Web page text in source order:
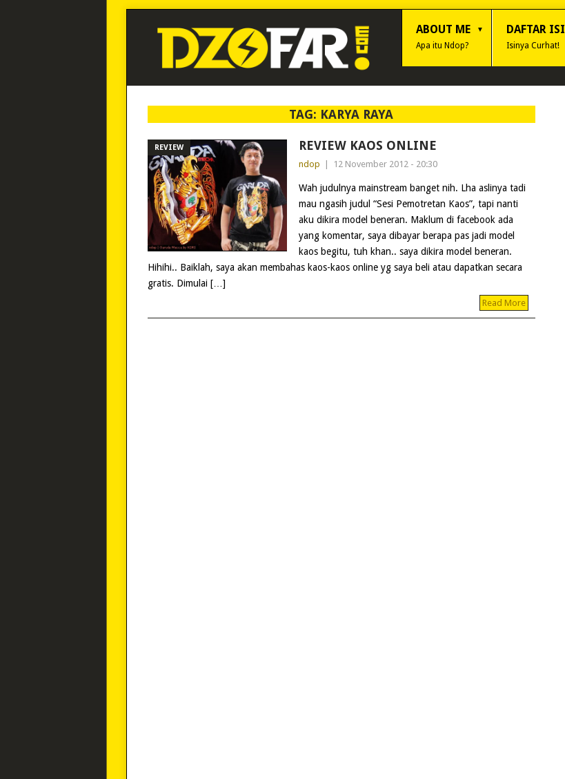
ABOUT ME
Apa itu Ndop?
DAFTAR ISI
Isinya Curhat!
TAG: KARYA RAYA
REVIEW REVIEW KAOS ONLINE
ndop 12 November 2012 - 20:30
Wah judulnya mainstream banget nih. Lha aslinya tadi
mau ngasih judul “Sesi Pemotretan Kaos”, tapi nanti
aku dikira model beneran. Maklum di facebook ada
yang komentar, saya dibayar berapa pas jadi model
kaos begitu, tuh khan.. saya dikira model beneran.
Hihihi.. Baiklah, saya akan membahas kaos-kaos online yg saya beli atau dapatkan secara
gratis. Dimulai […]
Read More